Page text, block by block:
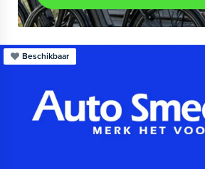
Beschikbaar